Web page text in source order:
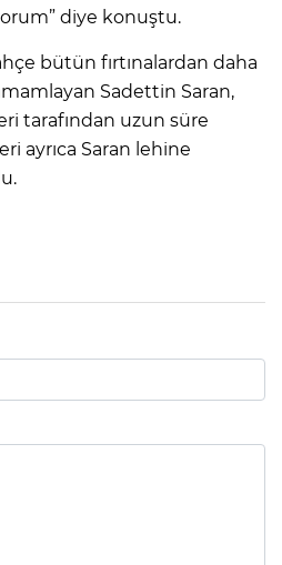
diye konuştu.
bütün fırtınalardan daha
Sadettin Saran,
tarafından uzun süre
ayrıca Saran lehine